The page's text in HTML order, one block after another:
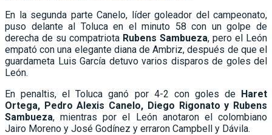
En la segunda parte Canelo, líder goleador del campeonato,
puso delante al Toluca en el minuto 58 con un golpe de
derecha de su compatriota Rubens Sambueza, pero el León
empató con una elegante diana de Ambriz, después de que el
guardameta Luis García detuvo varios disparos de goles del
León.
En penaltis, el Toluca ganó por 4-2 con goles de Haret
Ortega, Pedro Alexis Canelo, Diego Rigonato y Rubens
Sambueza, mientras por el León anotaron el colombiano
Jairo Moreno y José Godínez y erraron Campbell y Dávila.